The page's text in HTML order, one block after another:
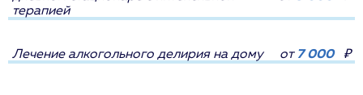
терапией
Лечение алкогольного делирия на дому от7 000 ₽